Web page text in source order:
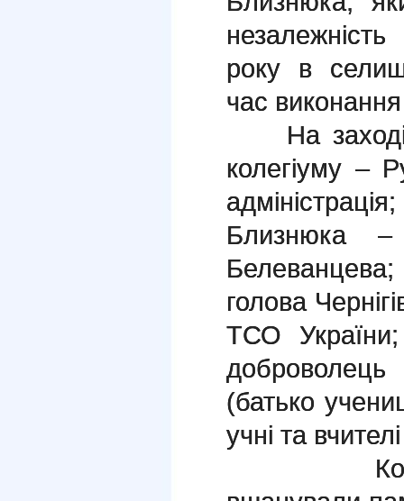
року в
час
На заході
колегіуму –
Близнюка –
голова
ТСО
доброволець
(батько
учні та